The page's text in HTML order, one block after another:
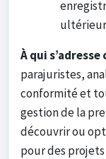
À qui
parajuristes,
conformité et
gestion de la
découvrir ou
pour des